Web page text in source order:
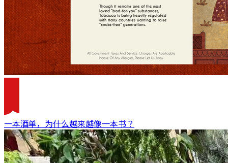
一本酒单，为什么越来越像一本书？